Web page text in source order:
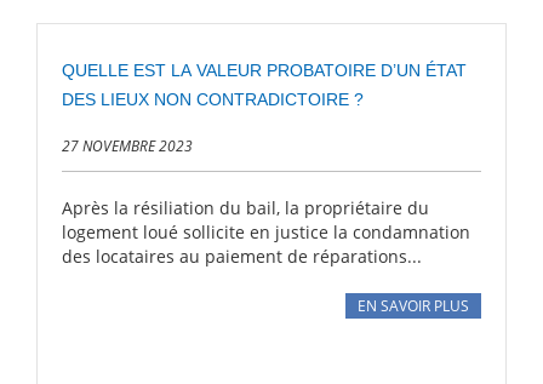
QUELLE EST LA VALEUR PROBATOIRE D’UN ÉTAT
DES LIEUX NON CONTRADICTOIRE ?
27 NOVEMBRE 2023
Après la résiliation du bail, la propriétaire du
logement loué sollicite en justice la condamnation
des locataires au paiement de réparations...
EN SAVOIR PLUS